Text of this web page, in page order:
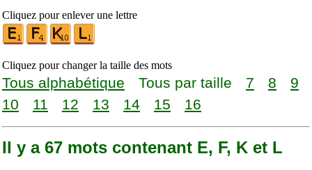
Cliquez pour enlever une lettre
Cliquez pour changer la taille des mots
Tous alphabétique Tous par taille 7 8
9
10
11 12 13 14 15 16
Il y a 67 mots contenant E, F, K et L